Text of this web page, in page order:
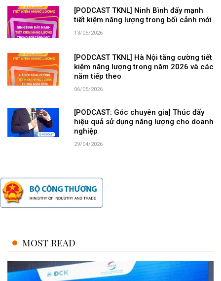
[PODCAST TKNL] Ninh Bình đẩy mạnh
tiết kiệm năng lượng trong bối cảnh mới
13/05/2026
[PODCAST TKNL] Hà Nội tăng cường tiết
kiệm năng lượng trong năm 2026 và các
năm tiếp theo
06/05/2026
[PODCAST: Góc chuyên gia] Thúc đẩy
hiệu quả sử dụng năng lượng cho doanh
nghiệp
29/04/2026
MOST READ